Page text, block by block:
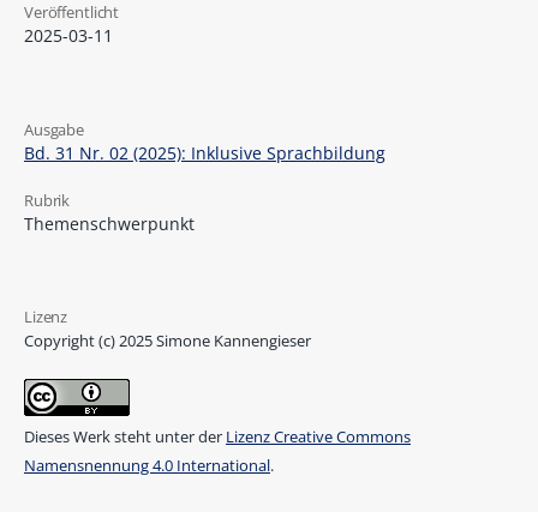
Veröffentlicht
2025-03-11
Ausgabe
Bd. 31 Nr. 02 (2025): Inklusive Sprachbildung
Rubrik
Themenschwerpunkt
Lizenz
Copyright (c) 2025 Simone Kannengieser
Dieses Werk steht unter der Lizenz Creative Commons
Namensnennung 4.0 International.